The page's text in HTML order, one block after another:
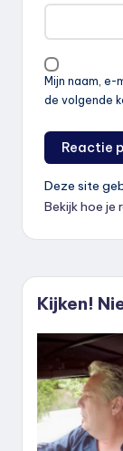
Mijn naam,
de volgende
Deze site
Bekijk hoe
Kijken!